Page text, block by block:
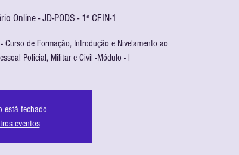
Online - JD-PODS - 1º CFIN-1
de Formação, Introdução e Nivelamento ao
Policial, Militar e Civil -Módulo - l
está fechado
eventos